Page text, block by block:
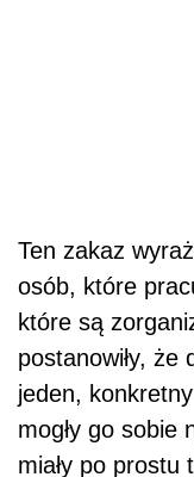
Ten zakaz
osób, które
które są
postanowiły, że
jeden,
mogły go sobie
miały po prostu